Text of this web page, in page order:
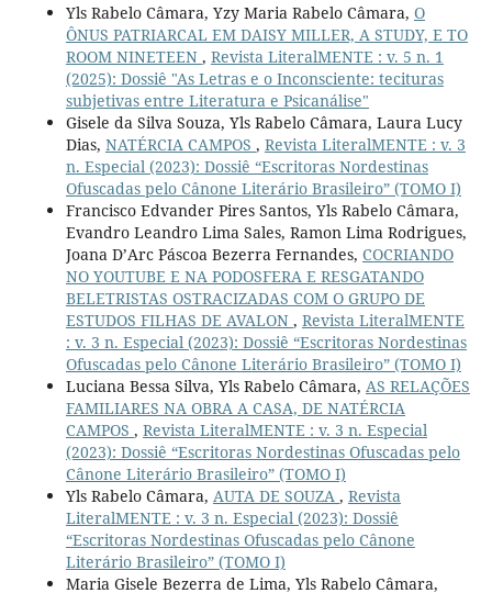
Yls Rabelo Câmara, Yzy Maria Rabelo Câmara, O
ÔNUS PATRIARCAL EM DAISY MILLER, A STUDY, E TO
ROOM NINETEEN , Revista LiteralMENTE : v. 5 n. 1
(2025): Dossiê "As Letras e o Inconsciente: tecituras
subjetivas entre Literatura e Psicanálise"
Gisele da Silva Souza, Yls Rabelo Câmara, Laura Lucy
Dias, NATÉRCIA CAMPOS , Revista LiteralMENTE : v. 3
n. Especial (2023): Dossiê “Escritoras Nordestinas
Ofuscadas pelo Cânone Literário Brasileiro” (TOMO I)
Francisco Edvander Pires Santos, Yls Rabelo Câmara,
Evandro Leandro Lima Sales, Ramon Lima Rodrigues,
Joana D’Arc Páscoa Bezerra Fernandes, COCRIANDO
NO YOUTUBE E NA PODOSFERA E RESGATANDO
BELETRISTAS OSTRACIZADAS COM O GRUPO DE
ESTUDOS FILHAS DE AVALON , Revista LiteralMENTE
: v. 3 n. Especial (2023): Dossiê “Escritoras Nordestinas
Ofuscadas pelo Cânone Literário Brasileiro” (TOMO I)
Luciana Bessa Silva, Yls Rabelo Câmara, AS RELAÇÕES
FAMILIARES NA OBRA A CASA, DE NATÉRCIA
CAMPOS , Revista LiteralMENTE : v. 3 n. Especial
(2023): Dossiê “Escritoras Nordestinas Ofuscadas pelo
Cânone Literário Brasileiro” (TOMO I)
Yls Rabelo Câmara, AUTA DE SOUZA , Revista
LiteralMENTE : v. 3 n. Especial (2023): Dossiê
“Escritoras Nordestinas Ofuscadas pelo Cânone
Literário Brasileiro” (TOMO I)
Maria Gisele Bezerra de Lima, Yls Rabelo Câmara,